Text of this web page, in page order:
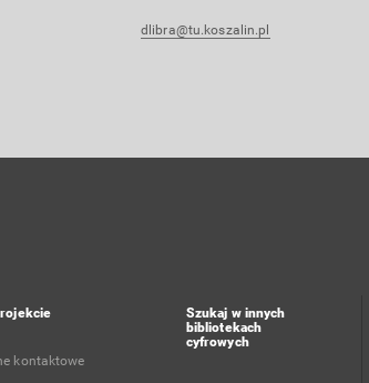
dlibra@tu.koszalin.pl
kontaktowe
Szukaj w innych
bibliotekach
cyfrowych